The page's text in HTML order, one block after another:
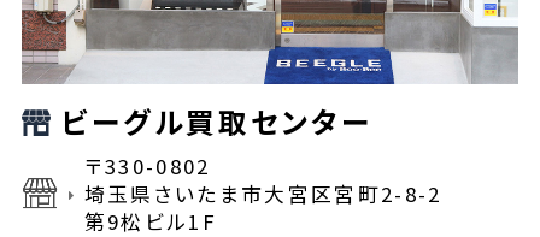
ビーグル買取センター
〒330-0802
埼玉県さいたま市大宮区宮町2-8-2
第9松ビル1F